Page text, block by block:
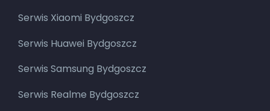
Serwis Xiaomi Bydgoszcz
Serwis Huawei Bydgoszcz
Serwis Samsung Bydgoszcz
Serwis Realme Bydgoszcz